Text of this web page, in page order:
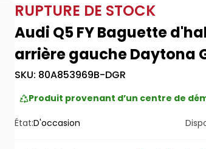
RUPTURE DE STOCK
Audi Q5 FY Baguette
arrière gauche Daytona
SKU: 80A853969B-DGR
Produit provenant d’un centre de
État:D'occasion